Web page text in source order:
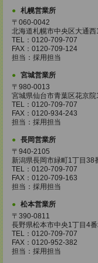
札幌営業所
〒060-0042
北海道札幌市中央区大通
TEL：0120-709-707
FAX：0120-709-124
担当：採用担当
宮城営業所
〒980-0013
宮城県仙台市青葉区花京
TEL：0120-709-707
FAX：0120-934-243
担当：採用担当
長岡営業所
〒940-2105
新潟県長岡市緑町1丁目
TEL：0120-709-707
FAX：0120-709-163
担当：採用担当
松本営業所
〒390-0811
長野県松本市中央1丁目4
TEL：0120-709-707
FAX：0120-952-382
担当：採用担当